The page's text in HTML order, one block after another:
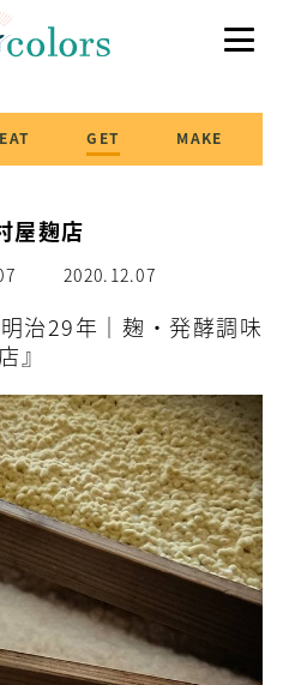
EAT GET MAKE
屋麹店
2020.12.07
治29年｜麹・発酵調味
』